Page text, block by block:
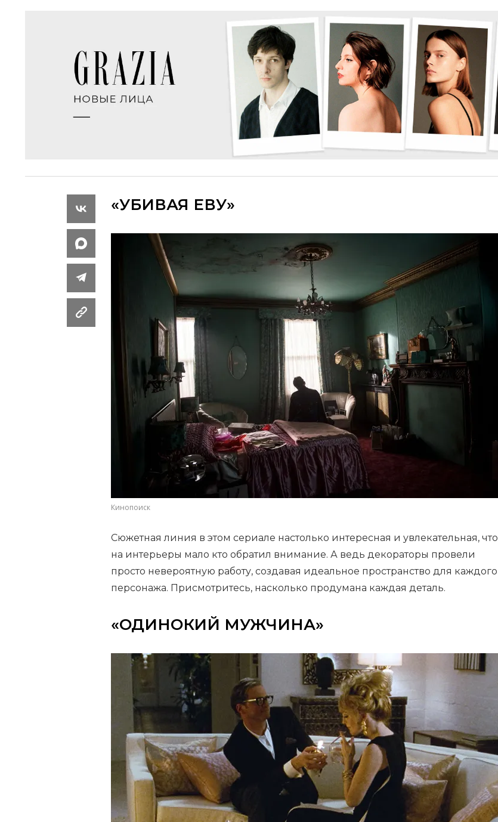
«УБИВАЯ ЕВУ»
Кинопоиск
Сюжетная линия в этом сериале настолько интересная и увлекательная, что
на интерьеры мало кто обратил внимание. А ведь декораторы провели
просто невероятную работу, создавая идеальное пространство для каждого
персонажа. Присмотритесь, насколько продумана каждая деталь.
«ОДИНОКИЙ МУЖЧИНА»